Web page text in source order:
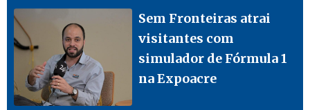
Sem Fronteiras atrai
visitantes com
simulador de Fórmula 1
na Expoacre